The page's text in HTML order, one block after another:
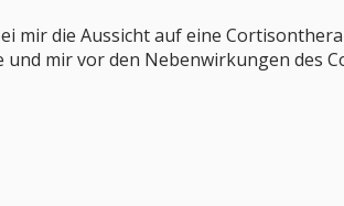
mir die Aussicht auf eine
mir vor den Nebenwirkungen des